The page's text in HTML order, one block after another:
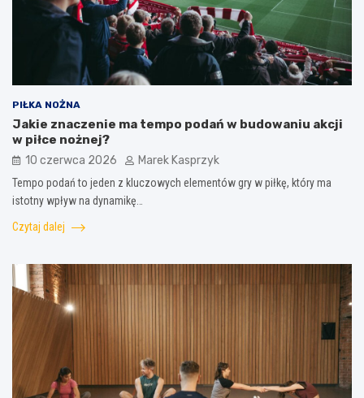
PIŁKA NOŻNA
Jakie znaczenie ma tempo podań w budowaniu akcji
w piłce nożnej?
10 czerwca 2026 Marek Kasprzyk
Tempo podań to jeden z kluczowych elementów gry w piłkę, który ma
istotny wpływ na dynamikę…
Czytaj dalej